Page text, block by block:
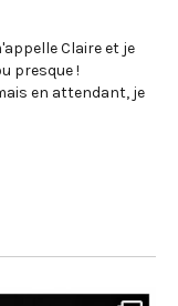
Claire et je
presque !
en attendant, je